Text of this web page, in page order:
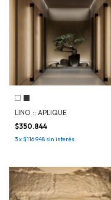
LINO :: APLIQUE
$350.844
3x$116.948 sin interés